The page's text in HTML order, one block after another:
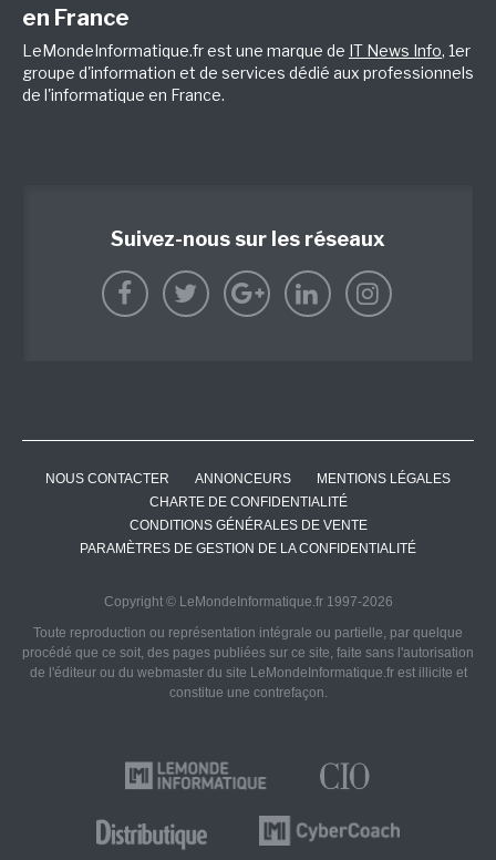
en France
LeMondeInformatique.fr est une marque de IT News Info, 1er
groupe d'information et de services dédié aux professionnels
de l'informatique en France.
Suivez-nous sur les réseaux
NOUS CONTACTER ANNONCEURS
MENTIONS LÉGALES
CHARTE DE CONFIDENTIALITÉ
CONDITIONS GÉNÉRALES DE VENTE
PARAMÈTRES DE GESTION DE LA CONFIDENTIALITÉ
Copyright © LeMondeInformatique.fr 1997-2026
Toute reproduction ou représentation intégrale ou partielle, par quelque
procédé que ce soit, des pages publiées sur ce site, faite sans l'autorisation
de l'éditeur ou du webmaster du site LeMondeInformatique.fr est illicite et
constitue une contrefaçon.